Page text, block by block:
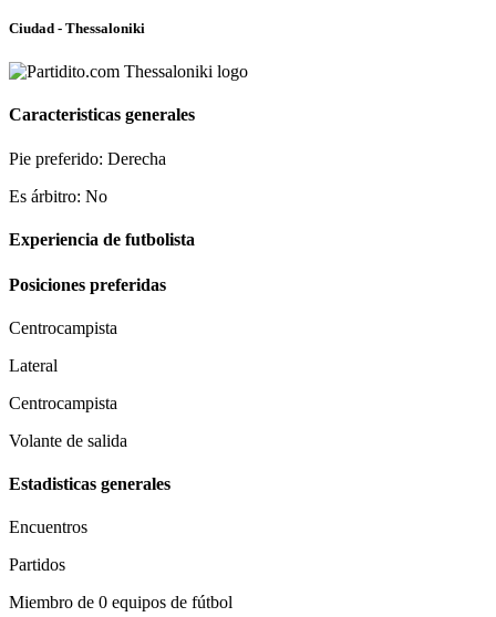
Ciudad - Thessaloniki
Caracteristicas generales
Pie preferido: Derecha
Es árbitro: No
Experiencia de futbolista
Posiciones preferidas
Centrocampista
Lateral
Centrocampista
Volante de salida
Estadisticas generales
Encuentros
Partidos
Miembro de 0 equipos de fútbol